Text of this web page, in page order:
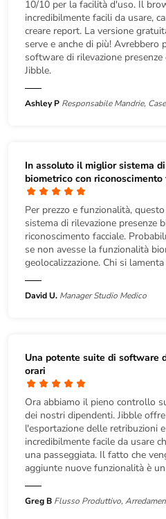
10/10 per la facilità d'uso. Il
incredibilmente facili da usare,
creare report. La versione
serve e anche di più!
software di rilevazione
Jibble.
Ashley P Responsabile Mandrie,
In assoluto il miglior sistema
biometrico con riconoscimento
Per prezzo e funzionalità,
sistema di rilevazione presenze
riconoscimento facciale.
se non avesse la funzionalità
geolocalizzazione. Chi si
David U. Manager Studio Medico
Una potente suite di software
orari
Ora abbiamo il pieno controllo
dei nostri dipendenti. Jibble
l'esportazione delle retribuzioni
incredibilmente facile da usare
una passeggiata. Il fatto che
aggiunte nuove funzionalità è
Greg B Flusso Produttivo,